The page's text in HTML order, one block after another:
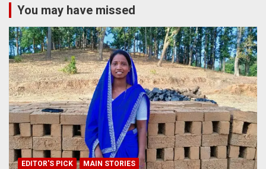
You may have missed
EDITOR'S PICK MAIN STORIES